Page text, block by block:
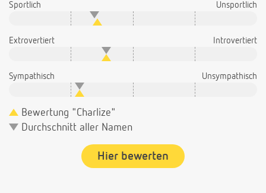
Sportlich Unsportlich
Extrovertiert Introvertiert
Sympathisch Unsympathisch
Bewertung "Charlize"
Durchschnitt aller Namen
Hier bewerten